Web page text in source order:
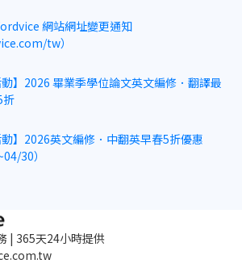
網站網址變更通知
tw）
動】2026 畢業季學位論文英文編修．翻譯最
折
動】2026英文編修．中翻英早春5折優惠
30）
| 365天24小時提供